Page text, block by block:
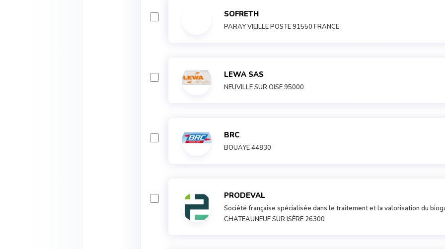
SOFRETH
PARAY VIEILLE POSTE 91550 FRANCE
LEWA SAS
NEUVILLE SUR OISE 95000
BRC
BOUAYE 44830
PRODEVAL
Société française spécialisée dans le traitement et la valorisation du
CHATEAUNEUF SUR ISÈRE 26300